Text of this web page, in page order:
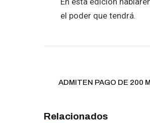
En esta edición
el poder que tendrá.
ADMITEN PAGO DE 200
Relacionados